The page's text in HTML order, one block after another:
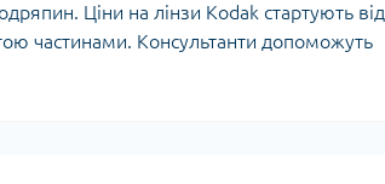
Ціни на лінзи Kodak стартують від
частинами. Консультанти допоможуть